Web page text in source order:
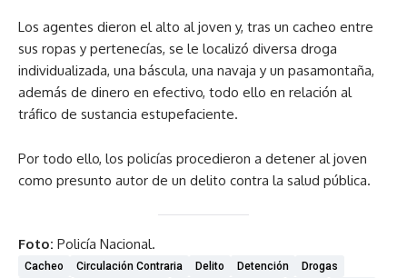
Los agentes dieron el alto al joven y, tras un cacheo entre
sus ropas y pertenecías, se le localizó diversa droga
individualizada, una báscula, una navaja y un pasamontaña,
además de dinero en efectivo, todo ello en relación al
tráfico de sustancia estupefaciente.
Por todo ello, los policías procedieron a detener al joven
como presunto autor de un delito contra la salud pública.
Foto: Policía Nacional.
Cacheo Circulación Contraria Delito Detención
Drogas